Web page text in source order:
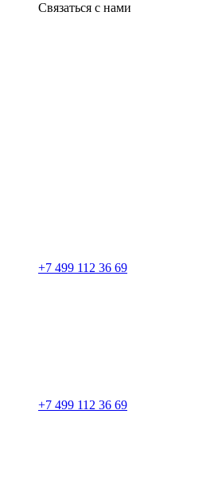
Связаться с нами
+7 499 112 36 69
+7 499 112 36 69